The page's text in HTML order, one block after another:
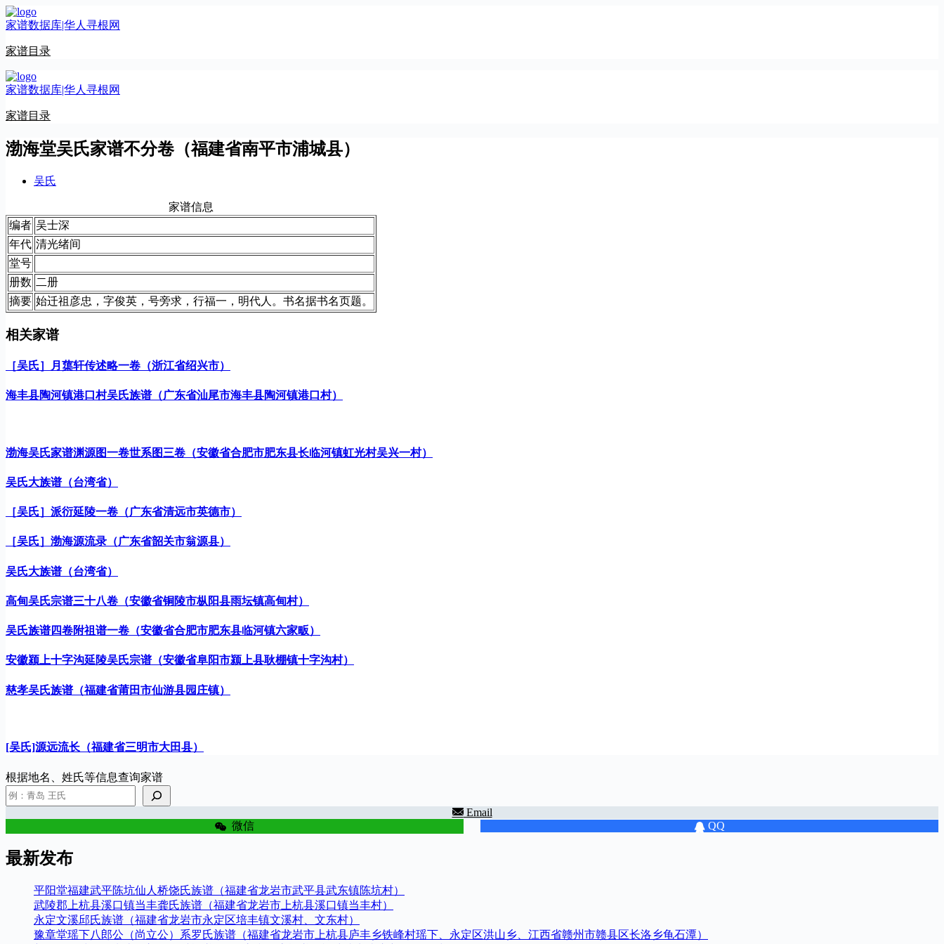
跳
至
容
家谱数据库|华人寻根网
家谱目录
家谱数据库|华人寻根网
家谱目录
渤海堂吴氏家谱不分卷（福建省南平市浦城县）
吴氏
家谱信息
编者 吴士深
年代 清光绪间
堂号
册数 二册
摘要 始迁祖彦忠，字俊英，号旁求，行福一，明代人。书名据书名页题。
相关家谱
［吴氏］月蕖轩传述略一卷（浙江省绍兴市）
海丰县陶河镇港口村吴氏族谱（广东省汕尾市海丰县陶河镇港口村）
渤海吴氏家谱渊源图一卷世系图三卷（安徽省合肥市肥东县长临河镇虹光村吴兴一村）
吴氏大族谱（台湾省）
［吴氏］派衍延陵一卷（广东省清远市英德市）
［吴氏］渤海源流录（广东省韶关市翁源县）
吴氏大族谱（台湾省）
高甸吴氏宗谱三十八卷（安徽省铜陵市枞阳县雨坛镇高甸村）
吴氏族谱四卷附祖谱一卷（安徽省合肥市肥东县临河镇六家畈）
安徽颍上十字沟延陵吴氏宗谱（安徽省阜阳市颍上县耿棚镇十字沟村）
慈孝吴氏族谱（福建省莆田市仙游县园庄镇）
[吴氏]源远流长（福建省三明市大田县）
根据地名、姓氏等信息查询家谱
Email
微信 QQ
最新发布
平阳堂福建武平陈坑仙人桥饶氏族谱（福建省龙岩市武平县武东镇陈坑村）
武陵郡上杭县溪口镇当丰龚氏族谱（福建省龙岩市上杭县溪口镇当丰村）
永定文溪邱氏族谱（福建省龙岩市永定区培丰镇文溪村、文东村）
豫章堂瑶下八郎公（尚立公）系罗氏族谱（福建省龙岩市上杭县庐丰乡铁峰村瑶下、永定区洪山乡、江西省赣州市赣县区长洛乡龟石潭）